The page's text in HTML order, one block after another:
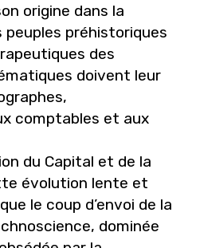
origine dans la
préhistoriques
des
doivent leur
comptables et aux
du Capital et de la
évolution lente et
le coup d’envoi de la
dominée